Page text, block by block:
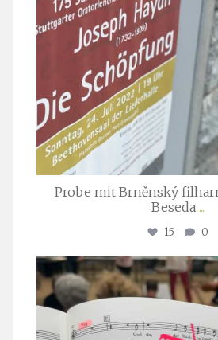
Probe mit Brněnský
Beseda ...
15 0
Juli 23